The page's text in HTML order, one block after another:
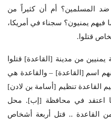
ضد المسلمين؟ أم أن كثيراً من
فيهم يمنيون؟ سجناء في أمريكا،
قتلوا.
من مدينة [القاعدة] قتلوا
اسم [القاعدة] – والقاعدة هي
القاعدة تنظيم [أسامة بن لادن]
اعتقد في محافظة [إب]. محل
من القاعدة .. قتل أربعة أشخاص